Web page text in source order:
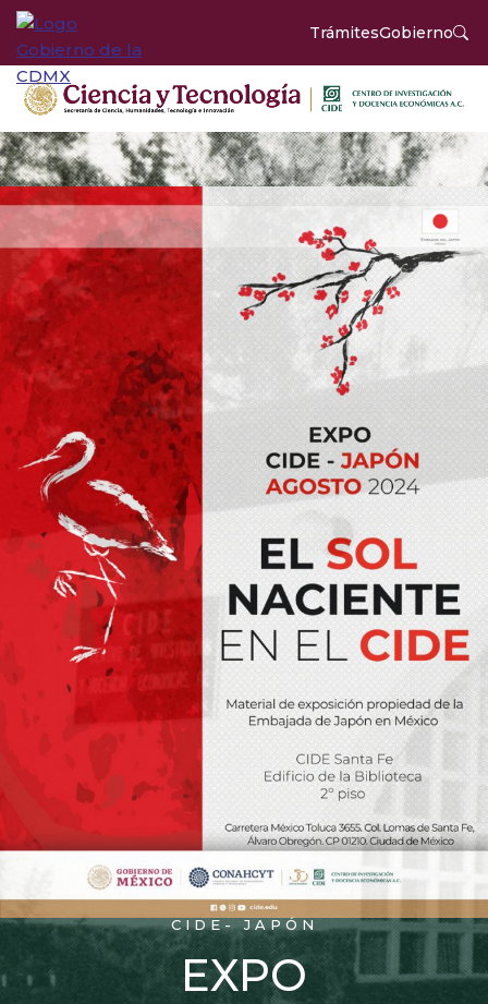
TrámitesGobierno
CIDE- JAPÓN
EXPO